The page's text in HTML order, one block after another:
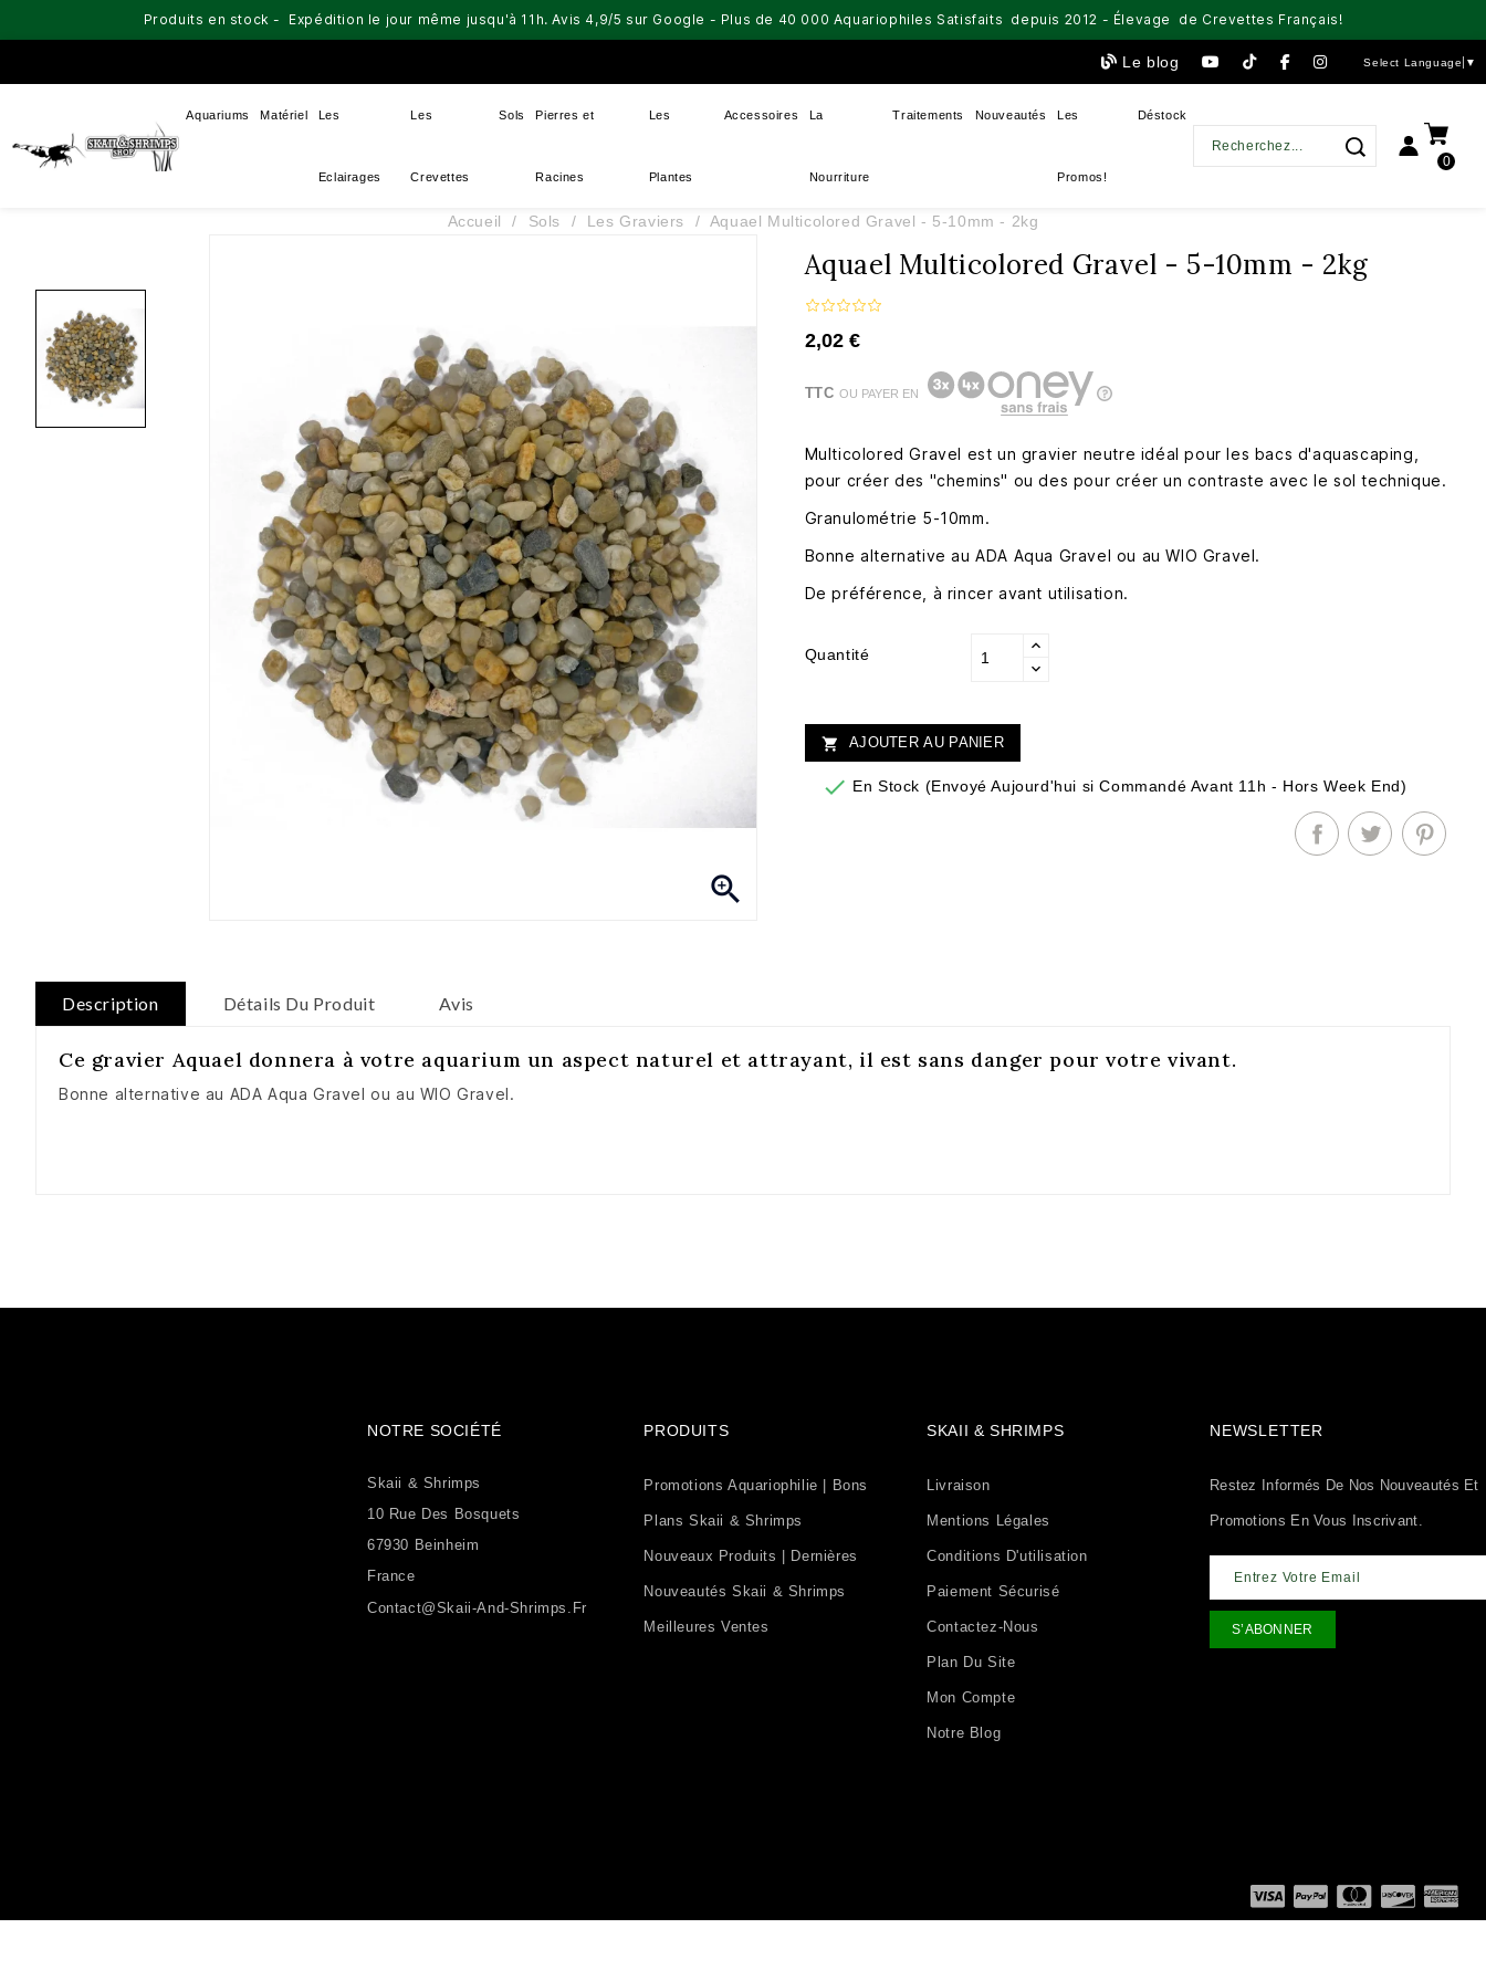
Produits en stock - Expédition le jour même jusqu'à 11h. Avis 4,9/5 sur Google - Plus de 40 000 Aquariophiles Satisfaits depuis 2012 - Élevage de Crevettes Français!
Le blog Select Language ▼
Aquariums Matériel Les
Eclairages
Les
Crevettes
Sols Pierres et
Racines
Les
Plantes
Accessoires La
Nourriture
Traitements Nouveautés Les
Promos!
Déstock
0
Accueil Sols Les Graviers Aquael Multicolored Gravel - 5-10mm - 2kg

Aquael Multicolored Gravel - 5-10mm - 2kg
2,02 €
TTCOU PAYER EN
Multicolored Gravel est un gravier neutre idéal pour les bacs d'aquascaping,
pour créer des "chemins" ou des pour créer un contraste avec le sol technique.
Granulométrie 5-10mm.
Bonne alternative au ADA Aqua Gravel ou au WIO Gravel.
De préférence, à rincer avant utilisation.
Quantité
 AJOUTER AU PANIER
 En Stock (Envoyé Aujourd'hui si Commandé Avant 11h - Hors Week End)
Description Détails Du Produit Avis
Ce gravier Aquael donnera à votre aquarium un aspect naturel et attrayant, il est sans danger pour votre vivant.
Bonne alternative au ADA Aqua Gravel ou au WIO Gravel.
NOTRE SOCIÉTÉ
Skaii & Shrimps
10 Rue Des Bosquets
67930 Beinheim
France
Contact@skaii-And-Shrimps.fr
PRODUITS
Promotions Aquariophilie | Bons
Plans Skaii & Shrimps
Nouveaux Produits | Dernières
Nouveautés Skaii & Shrimps
Meilleures Ventes
SKAII & SHRIMPS
Livraison
Mentions Légales
Conditions D'utilisation
Paiement Sécurisé
Contactez-Nous
Plan Du Site
Mon Compte
Notre Blog
NEWSLETTER
Restez Informés De Nos Nouveautés Et
Promotions En Vous Inscrivant.